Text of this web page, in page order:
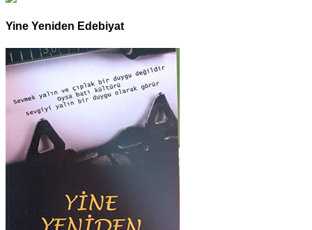
Yine Yeniden Edebiyat